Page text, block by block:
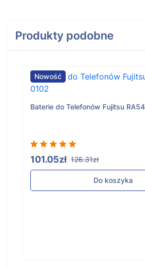
Produkty podobne
Nowość
Baterie do Telefonów Fujitsu
101.05zł 126.31zł
Do koszyka